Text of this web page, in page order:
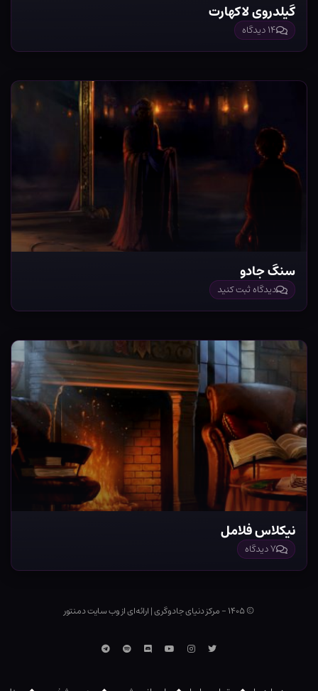
گیلدروی لاکهارت
۱۴ دیدگاه
سنگ جادو
دیدگاه ثبت کنید
نیکلاس فلامل
۷ دیدگاه
© ۱۴۰۵ - مرکز دنیای جادوگری |ارائه‌ای از وب ‌سایت دمنتور
توییتراینستاگرام
یوتوبDiscordاسپاتیفایتلگرام